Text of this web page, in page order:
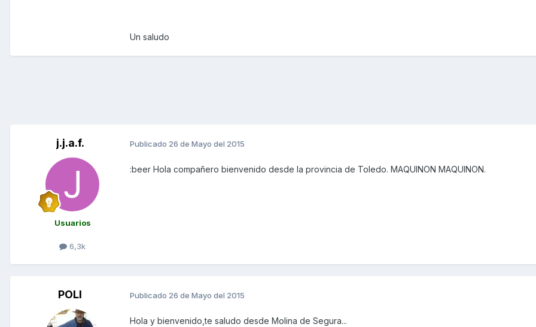
Un saludo
j.j.a.f.
Usuarios
6,3k
Publicado 26 de Mayo del 2015
:beer Hola compañero bienvenido desde la provincia de Toledo. MAQUINON MAQUINON.
POLI Publicado 26 de Mayo del 2015
Hola y bienvenido,te saludo desde Molina de Segura...